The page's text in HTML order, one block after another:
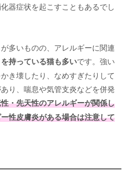
器症状を起こすこともあるでし
多いものの、アレルギーに関連
を持っている猫も多いです。強い
き壊したり、なめすぎたりして
り、喘息や気管支炎などを併発
・先天性のアレルギーが関係し
性皮膚炎がある場合は注意して